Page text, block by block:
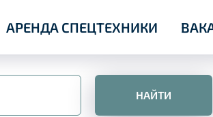
АРЕНДА СПЕЦТЕХНИКИ
НАЙТИ